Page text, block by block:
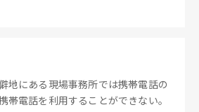
地にある現場事務所では携帯電話の
帯電話を利用することができない。